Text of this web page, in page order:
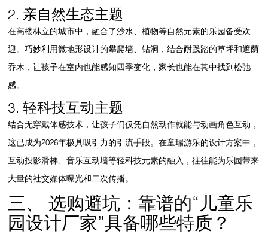
2. 亲自然生态主题
在高楼林立的城市中，融合了沙水、植物等自然元素的乐园备受欢
迎。巧妙利用微地形设计的攀爬墙、钻洞，结合耐践踏的草坪和遮荫
乔木，让孩子在室内也能感知四季变化，家长也能在其中找到松弛
感。
3. 轻科技互动主题
结合无穿戴体感技术，让孩子们仅凭自然动作就能与动画角色互动，
这已成为2026年极具吸引力的引流手段。在童瑞游乐的设计方案中，
互动投影滑梯、音乐互动墙等轻科技元素的融入，往往能为乐园带来
大量的社交媒体曝光和二次传播。
三、 选购避坑：靠谱的“儿童乐
园设计厂家”具备哪些特质？